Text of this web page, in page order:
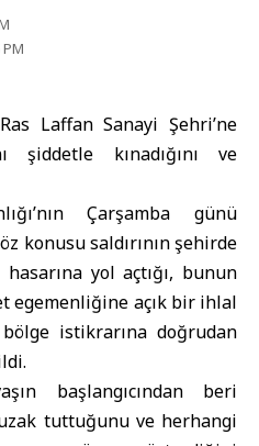
Laffan Sanayi Şehri’ne
şiddetle kınadığını ve
Çarşamba günü
konusu saldırının şehirde
yol açtığı, bunun
egemenliğine açık bir ihlal
istikrarına doğrudan
başlangıcından beri
tuttuğunu ve herhangi